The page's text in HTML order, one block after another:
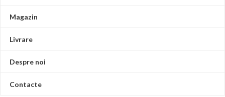
Magazin
Livrare
Despre noi
Contacte